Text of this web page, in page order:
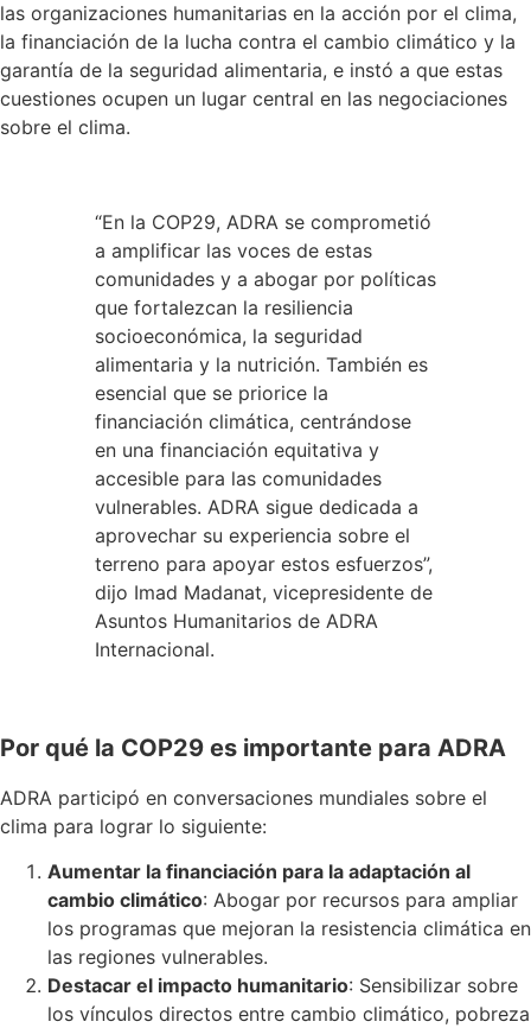
las organizaciones humanitarias en la acción por el clima,
la financiación de la lucha contra el cambio climático y la
garantía de la seguridad alimentaria, e instó a que estas
cuestiones ocupen un lugar central en las negociaciones
sobre el clima.
“En la COP29, ADRA se comprometió
a amplificar las voces de estas
comunidades y a abogar por políticas
que fortalezcan la resiliencia
socioeconómica, la seguridad
alimentaria y la nutrición. También es
esencial que se priorice la
financiación climática, centrándose
en una financiación equitativa y
accesible para las comunidades
vulnerables. ADRA sigue dedicada a
aprovechar su experiencia sobre el
terreno para apoyar estos esfuerzos”,
dijo Imad Madanat, vicepresidente de
Asuntos Humanitarios de ADRA
Internacional.
Por qué la COP29 es importante para ADRA
ADRA participó en conversaciones mundiales sobre el
clima para lograr lo siguiente:
Aumentar la financiación para la adaptación al
cambio climático: Abogar por recursos para ampliar
los programas que mejoran la resistencia climática en
las regiones vulnerables.
Destacar el impacto humanitario: Sensibilizar sobre
los vínculos directos entre cambio climático, pobreza